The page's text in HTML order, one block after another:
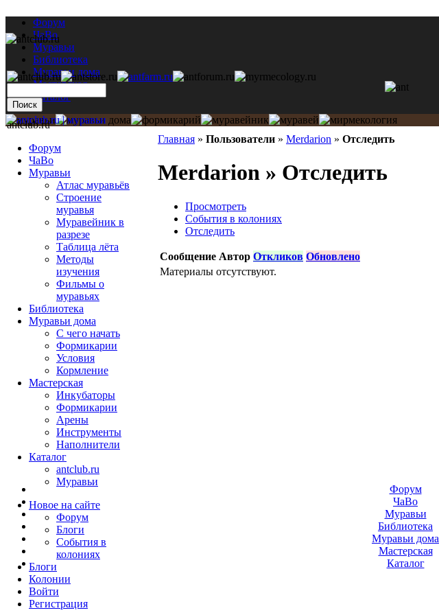
Форум
ЧаВо
Муравьи
Библиотека
Муравьи дома
Мастерская
Каталог
Главная » Пользователи » Merdarion » Отследить
Merdarion » Отследить
Просмотреть
События в колониях
Отследить
Сообщение Автор Откликов Обновлено
Материалы отсутствуют.
antclub.ru
Форум
ЧаВо
Муравьи
Атлас муравьёв
Строение
муравья
Муравейник в
разрезе
Таблица лёта
Методы
изучения
Фильмы о
муравьях
Библиотека
Муравьи дома
С чего начать
Формикарии
Условия
Кормление
Мастерская
Инкубаторы
Формикарии
Арены
Инструменты
Наполнители
Каталог
antclub.ru
Муравьи
Новое на сайте
Форум
Блоги
События в
колониях
Блоги
Колонии
Войти
Peгиcтpaция
Форум
ЧаВо
Муравьи
Библиотека
Муравьи дома
Мастерская
Каталог